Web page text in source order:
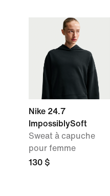
Nike 24.7
ImpossiblySoft
Sweat à capuche
pour femme
130 $